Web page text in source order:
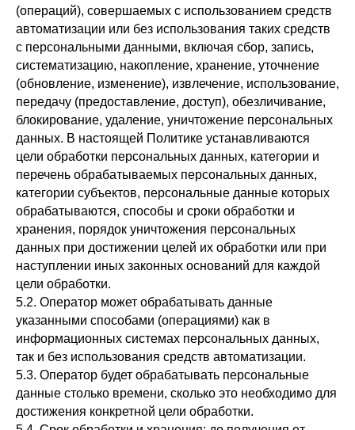
(операций), совершаемых с использованием средств
автоматизации или без использования таких средств
с персональными данными, включая сбор, запись,
систематизацию, накопление, хранение, уточнение
(обновление, изменение), извлечение, использование,
передачу (предоставление, доступ), обезличивание,
блокирование, удаление, уничтожение персональных
данных. В настоящей Политике устанавливаются
цели обработки персональных данных, категории и
перечень обрабатываемых персональных данных,
категории субъектов, персональные данные которых
обрабатываются, способы и сроки обработки и
хранения, порядок уничтожения персональных
данных при достижении целей их обработки или при
наступлении иных законных оснований для каждой
цели обработки.
5.2. Оператор может обрабатывать данные
указанными способами (операциями) как в
информационных системах персональных данных,
так и без использования средств автоматизации.
5.3. Оператор будет обрабатывать персональные
данные столько времени, сколько это необходимо для
достижения конкретной цели обработки.